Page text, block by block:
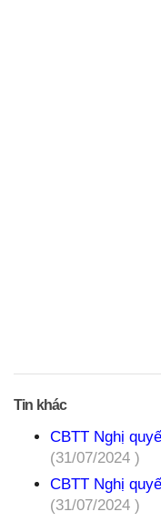
Tin khác
CBTT Nghị
(31/07/2024 )
CBTT Nghị
(31/07/2024 )